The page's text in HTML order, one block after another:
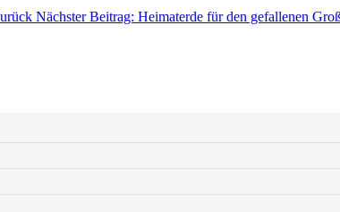
Nächster Beitrag: Heimaterde für den gefallenen